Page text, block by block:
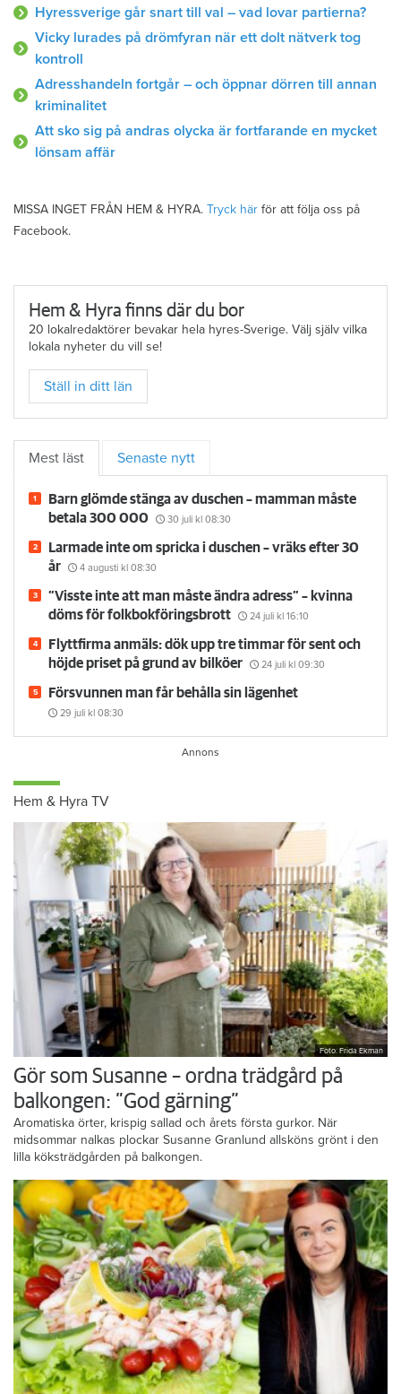
Hyressverige går snart till val – vad lovar partierna?
Vicky lurades på drömfyran när ett dolt nätverk tog
kontroll
Adresshandeln fortgår – och öppnar dörren till annan
kriminalitet
Att sko sig på andras olycka är fortfarande en mycket
lönsam affär
MISSA INGET FRÅN HEM & HYRA. Tryck här för att följa oss på
Facebook.
Hem & Hyra finns där du bor
20 lokalredaktörer bevakar hela hyres-Sverige. Välj själv vilka
lokala nyheter du vill se!
Ställ in ditt län
Mest läst Senaste nytt
Barn glömde stänga av duschen – mamman måste
betala 300 000
30 juli kl 08:30
Larmade inte om spricka i duschen – vräks efter 30
år
4 augusti kl 08:30
”Visste inte att man måste ändra adress” – kvinna
döms för folkbokföringsbrott
24 juli kl 16:10
Flyttfirma anmäls: dök upp tre timmar för sent och
höjde priset på grund av bilköer
24 juli kl 09:30
Försvunnen man får behålla sin lägenhet
29 juli kl 08:30
Hem & Hyra TV
Foto: Frida Ekman
Gör som Susanne – ordna trädgård på
balkongen: ”God gärning”
Aromatiska örter, krispig sallad och årets första gurkor. När
midsommar nalkas plockar Susanne Granlund allsköns grönt i den
lilla köksträdgården på balkongen.